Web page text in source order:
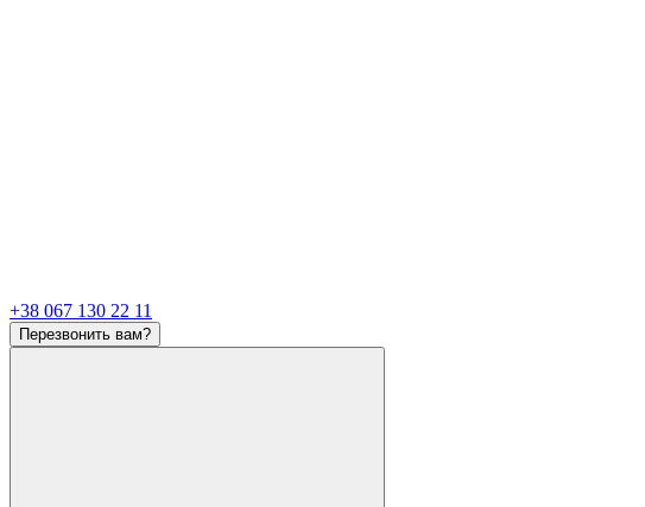
+38 067 130 22 11
Перезвонить вам?